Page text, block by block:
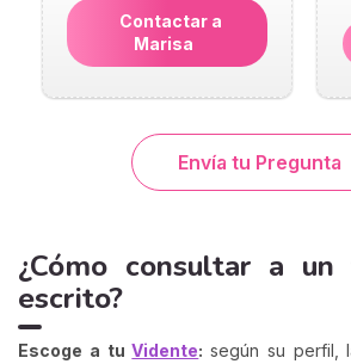
Contactar a
Marisa
Envía tu Pregunta
¿Cómo consultar a
escrito?
Escoge a tuVidente:según su perfil,